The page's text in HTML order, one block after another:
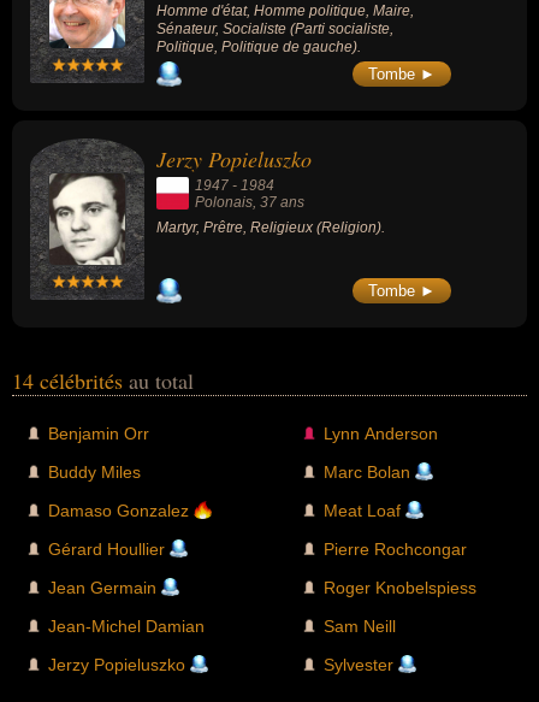
Homme d'état, Homme politique, Maire,
Sénateur, Socialiste (Parti socialiste,
Politique, Politique de gauche).
Tombe ►
Jerzy Popieluszko
1947 - 1984
Polonais, 37 ans
Martyr, Prêtre, Religieux (Religion).
Tombe ►
14 célébrités au total
Benjamin Orr
Buddy Miles
Damaso Gonzalez
Gérard Houllier
Jean Germain
Jean-Michel Damian
Jerzy Popieluszko
Lynn Anderson
Marc Bolan
Meat Loaf
Pierre Rochcongar
Roger Knobelspiess
Sam Neill
Sylvester